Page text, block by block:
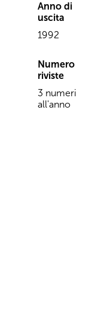
Anno di
uscita
1992
Numero
riviste
3 numeri
all'anno